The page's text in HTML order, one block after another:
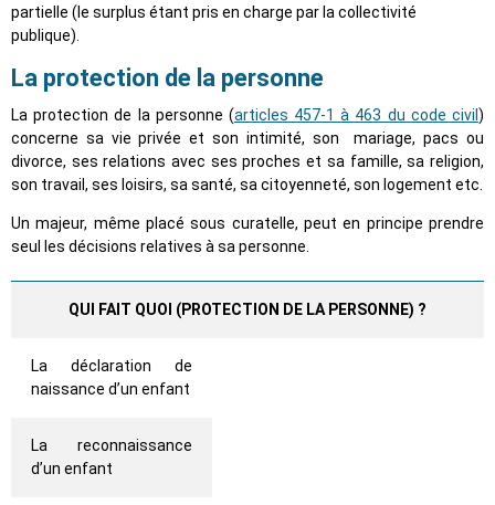
partielle (le surplus étant pris en charge par la collectivité
publique).
La protection de la personne
La protection de la personne (articles 457-1 à 463 du code civil)
concerne sa vie privée et son intimité, son mariage, pacs ou
divorce, ses relations avec ses proches et sa famille, sa religion,
son travail, ses loisirs, sa santé, sa citoyenneté, son logement etc.
Un majeur, même placé sous curatelle, peut en principe prendre
seul les décisions relatives à sa personne.
QUI FAIT QUOI (PROTECTION DE LA PERSONNE) ?
La déclaration de
naissance d’un enfant
La reconnaissance
d’un enfant